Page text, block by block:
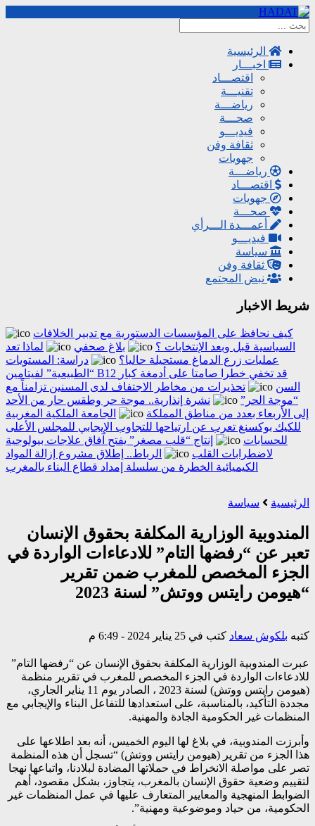
الرئيسية
اخبـــار
اقتصـــاد
تقنيـــة
رياضـــة
صحـــة
فيديـــو
ثقافة وفن
جهويات
رياضـــة
اقتصـــاد
جهويات
صحـــة
أعمـــدة الـــرأي
فيديـــو
سياسة
ثقافة وفن
نبض المجتمع
شريط الاخبار
كيف نحافظ على المؤسسات الدستورية مع تدبير الخلافات
السياسية قبل وبعد الإنتخابات ؟
بلاغ صحفي
لماذا تعد
عمليات زرع الدماغ مستحيلة حاليا؟
دراسة: المستويات
“الطبيعية” لفيتامين B12 قد تخفي خطرا صامتا على أدمغة كبار
السن
تحذيرات من مخاطر الاجتفاف لدى المسنين تزامناً مع
“موجة الحر”
نشرة إنذارية.. موجة حر وطقس حار من الأحد
إلى الأربعاء بعدد من مناطق المملكة
الجامعة الملكية المغربية
للكيك بوكسنغ تعرب عن ارتياحها للتجاوب الإيجابي للمجلس الأعلى
للحسابات
إنتاج “قلب مصغر” يفتح آفاق علاجات بيولوجية
لاضطرابات القلب
الرباط.. إطلاق مشروع إزالة المواد
الكيميائية الخطرة من سلسلة إمداد قطاع البناء بالمغرب
الرئيسية سياسة
المندوبية الوزارية المكلفة بحقوق الإنسان
تعبر عن “رفضها التام” للادعاءات الواردة في
الجزء المخصص للمغرب ضمن تقرير
“هيومن رايتس ووتش” لسنة 2023
كتبه بلكوش سعاد كتب في 25 يناير 2024 - 6:49 م
عبرت المندوبية الوزارية المكلفة بحقوق الإنسان عن “رفضها التام”
للادعاءات الواردة في الجزء المخصص للمغرب في تقرير منظمة
(هيومن رايتس ووتش) لسنة 2023 ، الصادر يوم 11 يناير الجاري،
مجددة التأكيد، بالمناسبة، على استعدادها للتفاعل البناء والإيجابي مع
المنظمات غير الحكومية الجادة والمهنية.
وأبرزت المندوبية، في بلاغ لها اليوم الخميس، أنه بعد اطلاعها على
هذا الجزء من تقرير (هيومن رايتس ووتش) “تسجل أن هذه المنظمة
تصر على مواصلة الانخراط في حملاتها المضادة لبلادنا، واتباعها نهجا
لتقييم وضعية حقوق الإنسان بالمغرب، يتجاوز، بشكل مقصود، أهم
الضوابط المنهجية والمعايير المتعارف عليها في عمل المنظمات غير
الحكومية، من حياد وموضوعية ومهنية”.